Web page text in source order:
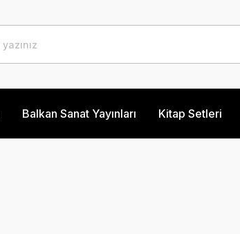
Balkan Sanat Yayınları Kitap Setleri